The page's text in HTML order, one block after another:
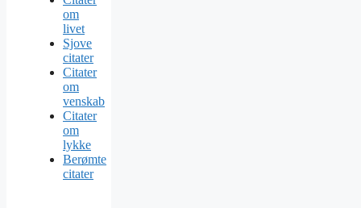
om
livet
Sjove
citater
Citater
om
venskab
Citater
om
lykke
Berømte
citater